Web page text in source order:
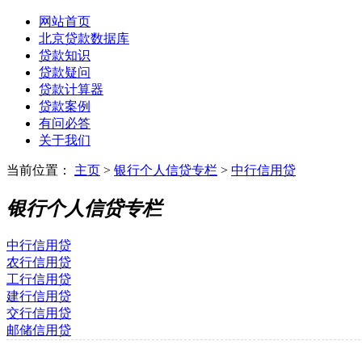
网站首页
北京贷款数据库
贷款知识
贷款疑问
贷款计算器
贷款案例
有问必答
关于我们
当前位置： 主页 > 银行个人信贷专栏 > 中行信用贷
银行个人信贷专栏
中行信用贷
农行信用贷
工行信用贷
建行信用贷
交行信用贷
邮储信用贷